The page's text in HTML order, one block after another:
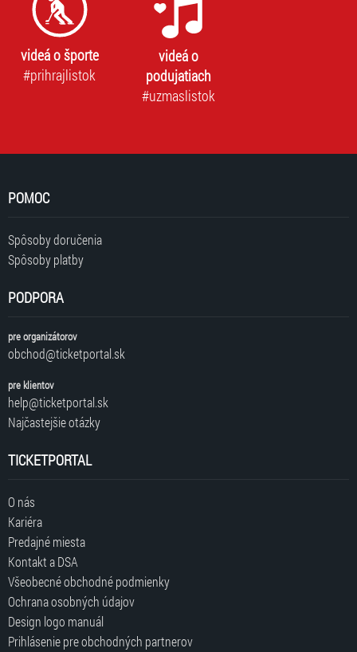
videá o športe
#prihrajlistok
videá o
podujatiach
#uzmaslistok
POMOC
Spôsoby doručenia
Spôsoby platby
PODPORA
pre organizátorov
obchod@ticketportal.sk
pre klientov
help@ticketportal.sk
Najčastejšie otázky
TICKETPORTAL
O nás
Kariéra
Predajné miesta
Kontakt a DSA
Všeobecné obchodné podmienky
Ochrana osobných údajov
Design logo manuál
Prihlásenie pre obchodných partnerov